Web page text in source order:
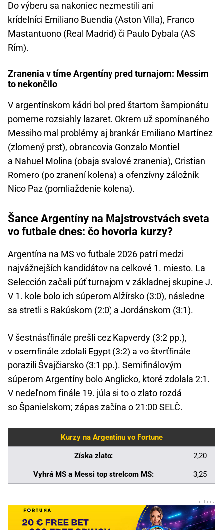
Do výberu sa nakoniec nezmestili ani
krídelníci Emiliano Buendia (Aston Villa), Franco
Mastantuono (Real Madrid) či Paulo Dybala (AS
Rím).
Zranenia v tíme Argentíny pred turnajom: Messim
to nekončilo
V argentínskom kádri bol pred štartom šampionátu
pomerne rozsiahly lazaret. Okrem už spomínaného
Messiho mal problémy aj brankár Emiliano Martínez
(zlomený prst), obrancovia Gonzalo Montiel
a Nahuel Molina (obaja svalové zranenia), Cristian
Romero (po zranení kolena) a ofenzívny záložník
Nico Paz (pomliaždenie kolena).
Šance Argentíny na Majstrovstvách sveta
vo futbale dnes: čo hovoria kurzy?
Argentína na MS vo futbale 2026 patrí medzi
najvážnejších kandidátov na celkové 1. miesto. La
Selección začali púť turnajom vzákladnej skupine J.
V 1. kole bolo ich súperom Alžírsko (3:0), následne
sa stretli s Rakúskom (2:0) a Jordánskom (3:1).
V šestnásťfinále prešli cez Kapverdy (3:2 pp.),
v osemfinále zdolali Egypt (3:2) a vo štvrťfinále
porazili Švajčiarsko (3:1 pp.). Semifinálovým
súperom Argentíny bolo Anglicko, ktoré zdolala 2:1.
V nedeľnom finále 19. júla si to o zlato rozdá
so Španielskom; zápas začína o 21:00 SELČ.
Kurzy na Argentínu vo Fortune
Získa zlato: 2,20
Vyhrá MS a Messi top strelcom MS: 3,25